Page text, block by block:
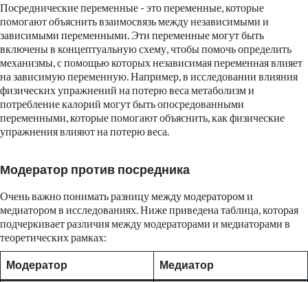
Посреднические переменные - это переменные, которые
помогают объяснить взаимосвязь между независимыми и
зависимыми переменными. Эти переменные могут быть
включены в концептуальную схему, чтобы помочь определить
механизмы, с помощью которых независимая переменная влияет
на зависимую переменную. Например, в исследовании влияния
физических упражнений на потерю веса метаболизм и
потребление калорий могут быть опосредованными
переменными, которые помогают объяснить, как физические
упражнения влияют на потерю веса.
Модератор против посредника
Очень важно понимать разницу между модератором и
медиатором в исследованиях. Ниже приведена таблица, которая
подчеркивает различия между модераторами и медиаторами в
теоретических рамках:
Модератор
Медиатор